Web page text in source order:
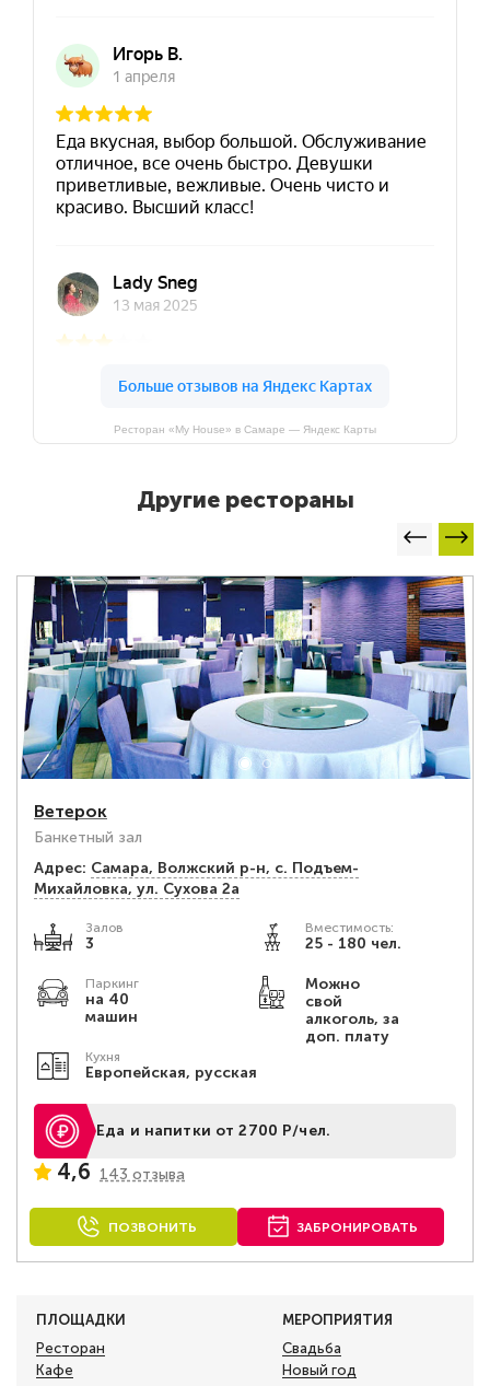
Ресторан «My House» в Самаре — Яндекс Карты
Другие рестораны
Ветерок
Банкетный зал
Адрес: Самара, Волжский р-н, с. Подъем-
Михайловка, ул. Сухова 2а
Залов
3
Вместимость:
25 - 180 чел.
Паркинг
на 40
машин
Можно
свой
алкоголь, за
доп. плату
Кухня
Европейская, русская
Еда и напитки от 2700 Р/чел.
4,6 143 отзыва
ПОЗВОНИТЬ ЗАБРОНИРОВАТЬ
ПЛОЩАДКИ
Ресторан
Кафе
МЕРОПРИЯТИЯ
Свадьба
Новый год